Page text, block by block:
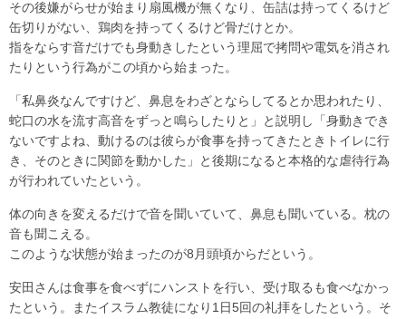
その後嫌がらせが始まり扇風機が無くなり、缶詰は持ってくるけど
缶切りがない、鶏肉を持ってくるけど骨だけとか。
指をならす音だけでも身動きしたという理屈で拷問や電気を消され
たりという行為がこの頃から始まった。
「私鼻炎なんですけど、鼻息をわざとならしてるとか思われたり、
蛇口の水を流す高音をずっと鳴らしたりと」と説明し「身動きでき
ないですよね、動けるのは彼らが食事を持ってきたときトイレに行
き、そのときに関節を動かした」と後期になると本格的な虐待行為
が行われていたという。
体の向きを変えるだけで音を聞いていて、鼻息も聞いている。枕の
音も聞こえる。
このような状態が始まったのが8月頭頃からだという。
安田さんは食事を食べずにハンストを行い、受け取るも食べなかっ
たという。またイスラム教徒になり1日5回の礼拝をしたという。そ